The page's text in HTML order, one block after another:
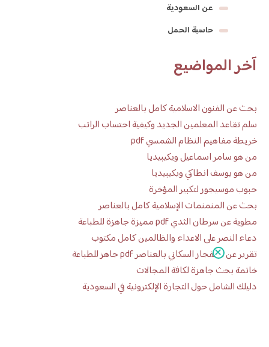
عن السعودية
حاسبة الحمل
آخر المواضيع
بحث عن الفنون الاسلامية كامل بالعناصر
سلم تقاعد المعلمين الجديد وكيفية احتساب الراتب
خريطة مفاهيم النظام الشمسي pdf
من هو سامر اسماعيل ويكيبيديا
من هو يوسف انطاكي ويكيبيديا
حبوب موسيجور لتكبير المؤخرة
بحث عن المنمنمات الإسلامية كامل بالعناصر
مطوية عن سرطان الثدي pdf مميزة جاهزة للطباعة
دعاء النصر على الاعداء والظالمين كامل مكتوب
تقرير عن الانفجار السكاني بالعناصر pdf جاهز للطباعة
خاتمة بحث جاهزة لكافة المجالات
دليلك الشامل حول التجارة الإلكترونية في السعودية